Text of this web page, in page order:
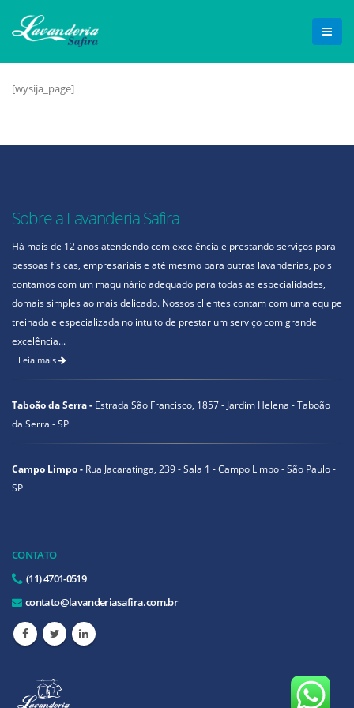
[wysija_page]
Sobre a Lavanderia Safira
Há mais de 12 anos atendendo com excelência e prestando serviços para
pessoas físicas, empresariais e até mesmo para outras lavanderias, pois
contamos com um maquinário adequado para todas as especialidades,
domais simples ao mais delicado. Nossos clientes contam com uma equipe
treinada e especializada no intuito de prestar um serviço com grande
excelência...
Leia mais
Taboão da Serra - Estrada São Francisco, 1857 - Jardim Helena - Taboão
da Serra - SP
Campo Limpo - Rua Jacaratinga, 239 - Sala 1 - Campo Limpo - São Paulo -
SP
CONTATO
(11) 4701-0519
contato@lavanderiasafira.com.br